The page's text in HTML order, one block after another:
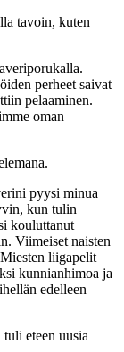
tavoin, kuten
perheet saivat
pelaaminen.
oman
pyysi minua
kun tulin
kouluttanut
Viimeiset naisten
liigapelit
kunnianhimoa ja
edelleen
eteen uusia